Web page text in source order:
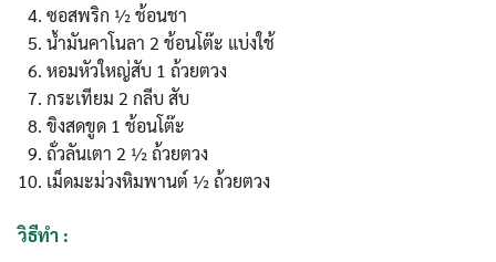
ซอสพริก ½ ช้อนชา
น้ำมันคาโนลา 2 ช้อนโต๊ะ แบ่งใช้
หอมหัวใหญ่สับ 1 ถ้วยตวง
กระเทียม 2 กลีบ สับ
ขิงสดขูด 1 ช้อนโต๊ะ
ถั่วลันเตา 2 ½ ถ้วยตวง
เม็ดมะม่วงหิมพานต์ ½ ถ้วยตวง
วิธีทำ :